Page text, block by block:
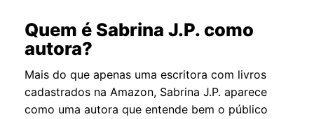
Quem é Sabrina J.P. como
autora?
Mais do que apenas uma escritora com livros
cadastrados na Amazon, Sabrina J.P. aparece
como uma autora que entende bem o público